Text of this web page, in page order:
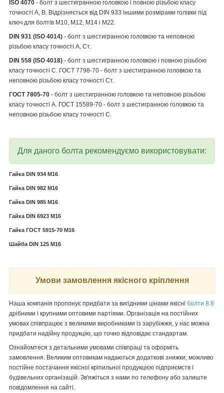
ISO 4070 - болт з шестигранною головкою і повною різьбою класу
точності А, В. Відрізняється від DIN 933 іншими розмірами голівки під
ключ для болтів M10, М12, М14 і М22.
DIN 931 (ISO 4014) - болт з шестигранною головкою та неповною
різьбою класу точності А, Ст.
DIN 558 (ISO 4018) - болт з шестигранною головкою і повною різьбою
класу точності С. ГОСТ 7798-70 - болт з шестигранною головкою та
неповною різьбою класу точності Ст.
ГОСТ 7805-70 - болт з шестигранною головкою та неповною різьбою
класу точності А. ГОСТ 15589-70 - болт з шестигранною головкою та
неповною різьбою класу точності С.
Для даного болта рекомендуємо використовувати:
Гайка DIN 934 M16
Гайка DIN 982 М16
Гайка DIN 985 M16
Гайка DIN 6923 M16
Гайка ГОСТ 5915-70 М16
Шайба DIN 125 M16
Умови замовлення якісного кріплення
Наша компанія пропонує придбати за вигідними цінами якісні болти 8.8
дрібними і крупними оптовими партіями. Організація на постійних
умовах співпрацює з великими виробниками із зарубіжжя, у нас можна
придбати надійну продукцію, що точно відповідає стандартам.
Ознайомтеся з детальними умовами співпраці та оформіть
замовлення. Великим оптовикам надаються додаткові знижки, можливо
постійне постачання якісної кріпильної продукцією підприємств і
будівельних організацій. Зв'яжіться з нами по телефону або залиште
повідомлення на сайті.